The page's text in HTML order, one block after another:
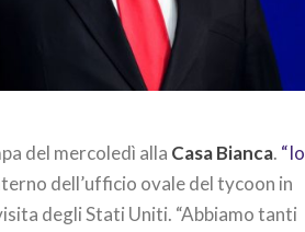
del mercoledì alla Casa Bianca. “Io
dell’ufficio ovale del tycoon in
degli Stati Uniti. “Abbiamo tanti